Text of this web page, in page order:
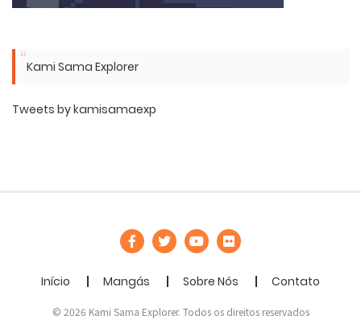
Kami Sama Explorer
Tweets by kamisamaexp
Início Mangás Sobre Nós Contato
© 2026 Kami Sama Explorer. Todos os direitos reservados